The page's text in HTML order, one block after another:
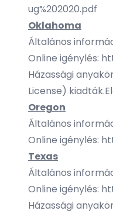
ug%202020.pdf
Oklahoma
Általános
Online igénylés:
Házassági
License)
Oregon
Általános
Online igénylés:
Texas
Általános
Online igénylés:
Házassági